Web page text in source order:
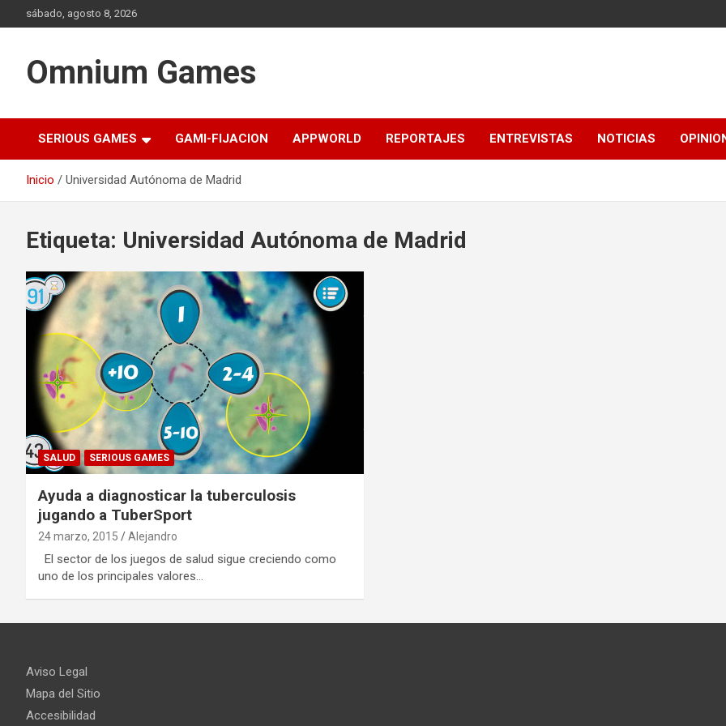
al
sábado, agosto 8, 2026
Omnium Games
SERIOUS GAMES GAMI-FIJACION APPWORLD REPORTAJES ENTREVISTAS NOTICIAS
Inicio Universidad Autónoma de Madrid
Etiqueta: Universidad Autónoma de Madrid
SALUD SERIOUS GAMES
Ayuda a diagnosticar la tuberculosis
jugando a TuberSport
24 marzo, 2015 Alejandro
El sector de los juegos de salud sigue creciendo como
uno de los principales valores…
Aviso Legal
Mapa del Sitio
Accesibilidad